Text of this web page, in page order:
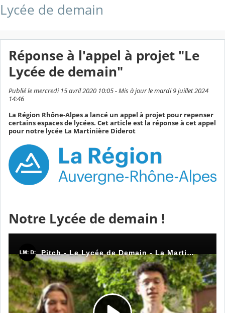
Lycée de demain
Réponse à l'appel à projet "Le
Lycée de demain"
Publié le mercredi 15 avril 2020 10:05 - Mis à jour le mardi 9 juillet 2024
14:46
La Région Rhône-Alpes a lancé un appel à projet pour repenser
certains espaces de lycées. Cet article est la réponse à cet appel
pour notre lycée La Martinière Diderot
Notre Lycée de demain !